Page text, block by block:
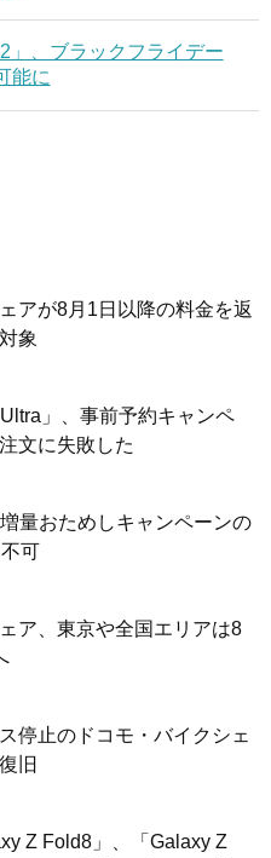
」、ブラックフライデー
能に
アが8月1日以降の料金を返
象
」、事前予約キャンペ
文に失敗した
量おためしキャンペーンの
可
ア、東京や全国エリアは8
停止のドコモ・バイクシェ
旧
Z Fold8」、「Galaxy Z